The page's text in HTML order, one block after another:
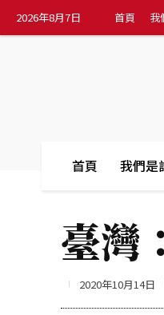
2026年8月7日 首頁 我
首頁 我們是
臺灣
2020年10月14日